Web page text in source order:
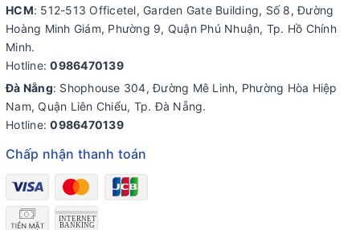
HCM: 512-513 Officetel, Garden Gate Building, Số 8, Đường
Hoàng Minh Giám, Phường 9, Quận Phú Nhuận, Tp. Hồ Chính
Minh.
Hotline:0986470139
Đà Nẵng: Shophouse 304, Đường Mê Linh, Phường Hòa Hiệp
Nam, Quận Liên Chiểu, Tp. Đà Nẵng.
Hotline:0986470139
Chấp nhận thanh toán